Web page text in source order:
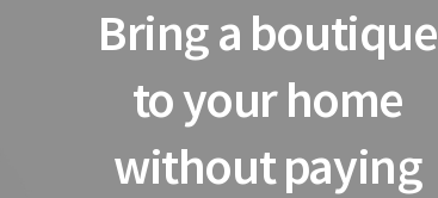
Bring a boutique
to your home
without paying